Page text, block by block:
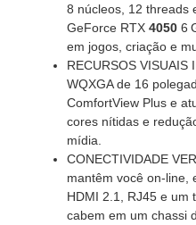
8 núcleos, 12 threads
GeForce RTX 4050 6
em jogos, criação e
RECURSOS VISUAIS
WQXGA de 16
ComfortView Plus e
cores nítidas e
mídia.
CONECTIVIDADE
mantêm você on-line,
HDMI 2.1, RJ45 e um
cabem em um chassi